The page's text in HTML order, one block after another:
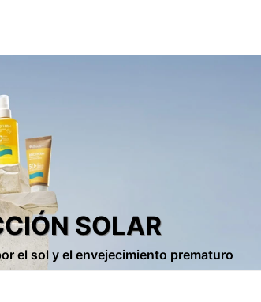
SOLAR
el sol y el envejecimiento prematuro